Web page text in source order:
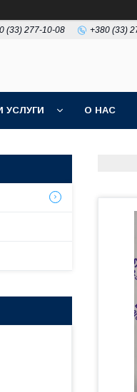
(33) 277-10-08 +380 (33)
УСЛУГИ О НАС